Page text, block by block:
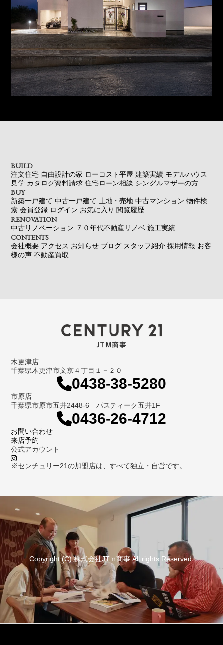
BUILD
注文住宅 自由設計の家 ローコスト平屋 建築実績 モデルハウス
見学 カタログ資料請求 住宅ローン相談 シングルマザーの方
BUY
新築一戸建て 中古一戸建て 土地・売地 中古マンション 物件検
索 会員登録 ログイン お気に入り 閲覧履歴
RENOVATION
中古リノベーション ７０年代不動産リノベ 施工実績
CONTENTS
会社概要 アクセス お知らせ ブログ スタッフ紹介 採用情報 お客
様の声 不動産買取
木更津店
千葉県木更津市文京４丁目１－２０
0438-38-5280
市原店
千葉県市原市五井2448-6 パスティーク五井1F
0436-26-4712
お問い合わせ
来店予約
公式アカウント
※センチュリー21の加盟店は、すべて独立・自営です。
Copyright (C) 株式会社JTｍ商事 All rights Reserved.